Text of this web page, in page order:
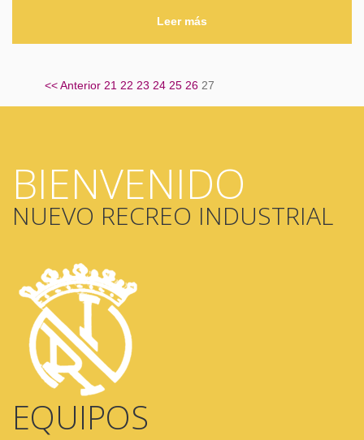
Leer más
<<Anterior 21 22 23 24 25 26 27
BIENVENIDO
NUEVO RECREO INDUSTRIAL
EQUIPOS